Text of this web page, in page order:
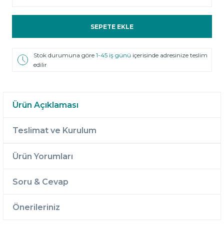
SEPETE EKLE
Stok durumuna göre1-45 iş günü içerisinde adresinize teslim
edilir
Ürün Açıklaması
Teslimat ve Kurulum
Ürün Yorumları
Soru & Cevap
Önerileriniz